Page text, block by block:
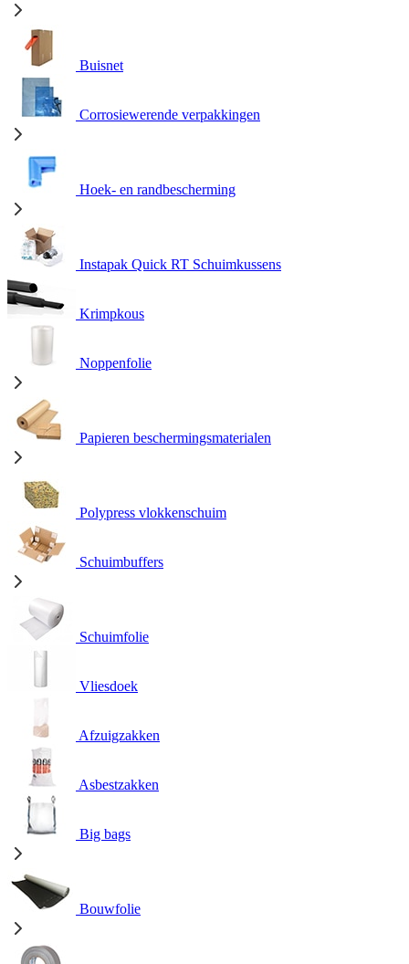
Buisnet
Corrosiewerende verpakkingen
Hoek- en randbescherming
Instapak Quick RT Schuimkussens
Krimpkous
Noppenfolie
Papieren beschermingsmaterialen
Polypress vlokkenschuim
Schuimbuffers
Schuimfolie
Vliesdoek
Afzuigzakken
Asbestzakken
Big bags
Bouwfolie